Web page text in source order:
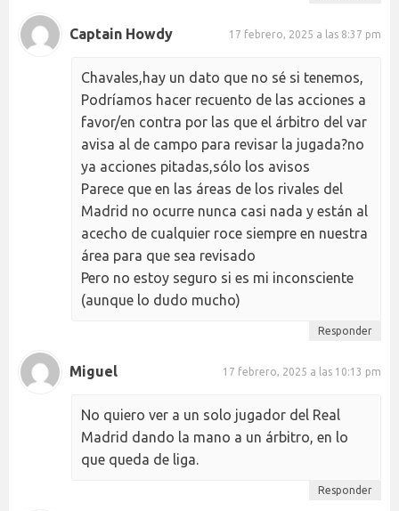
Captain Howdy 17 febrero, 2025 a las 8:37 pm
Chavales,hay un dato que no sé si tenemos,
Podríamos hacer recuento de las acciones a
favor/en contra por las que el árbitro del var
avisa al de campo para revisar la jugada?no
ya acciones pitadas,sólo los avisos
Parece que en las áreas de los rivales del
Madrid no ocurre nunca casi nada y están al
acecho de cualquier roce siempre en nuestra
área para que sea revisado
Pero no estoy seguro si es mi inconsciente
(aunque lo dudo mucho)
Responder
Miguel 17 febrero, 2025 a las 10:13 pm
No quiero ver a un solo jugador del Real
Madrid dando la mano a un árbitro, en lo
que queda de liga.
Responder